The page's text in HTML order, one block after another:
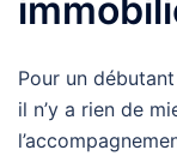
Pour un
il n’y a rien de